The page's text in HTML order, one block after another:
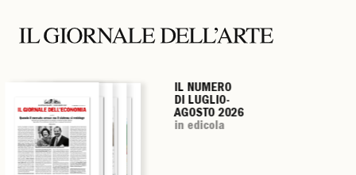
IL NUMERO
DI LUGLIO-
AGOSTO 2026
in edicola
IL NUMERO
DI LUGLIO-
AGOSTO 2026
in edicola
IL NUMERO
DI LUGLIO-
AGOSTO 2026
in edicola
IL NUMERO
DI LUGLIO-
AGOSTO 2026
in edicola